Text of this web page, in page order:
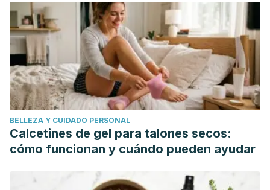
BELLEZA Y CUIDADO PERSONAL
Calcetines de gel para talones secos:
cómo funcionan y cuándo pueden ayudar